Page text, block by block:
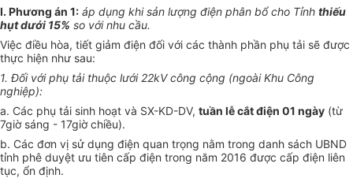
I. Phương án 1: áp dụng khi sản lượng điện phân bổ cho Tỉnh thiếu
hụt dưới 15% so với nhu cầu.
Việc điều hòa, tiết giảm điện đối với các thành phần phụ tải sẽ được
thực hiện như sau:
1. Đối với phụ tải thuộc lưới 22kV công cộng (ngoài Khu Công
nghiệp):
a. Các phụ tải sinh hoạt và SX-KD-DV, tuần lễ cắt điện 01 ngày (từ
7giờ sáng - 17giờ chiều).
b. Các đơn vị sử dụng điện quan trọng nằm trong danh sách UBND
tỉnh phê duyệt ưu tiên cấp điện trong năm 2016 được cấp điện liên
tục, ổn định.